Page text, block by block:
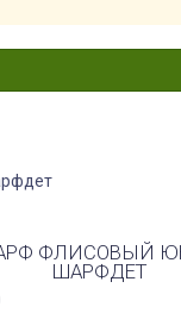
ФЛИСОВЫЙ
ШАРФДЕТ